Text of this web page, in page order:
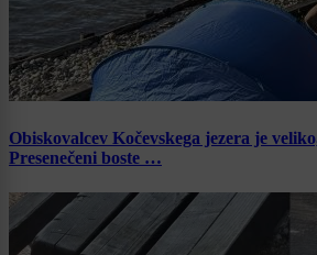
Obiskovalcev Kočevskega jezera je
Presenečeni boste …